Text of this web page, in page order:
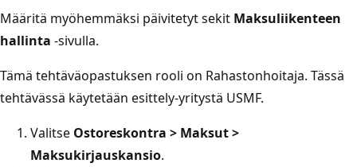
Määritä myöhemmäksi päivitetyt sekit Maksuliikenteen
hallinta -sivulla.
Tämä tehtäväopastuksen rooli on Rahastonhoitaja. Tässä
tehtävässä käytetään esittely-yritystä USMF.
Valitse Ostoreskontra > Maksut >
Maksukirjauskansio.